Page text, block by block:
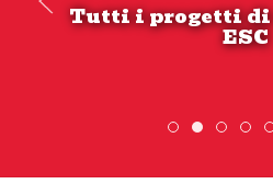
Tutti i progetti
ESC
DiscoverEu
ESC »